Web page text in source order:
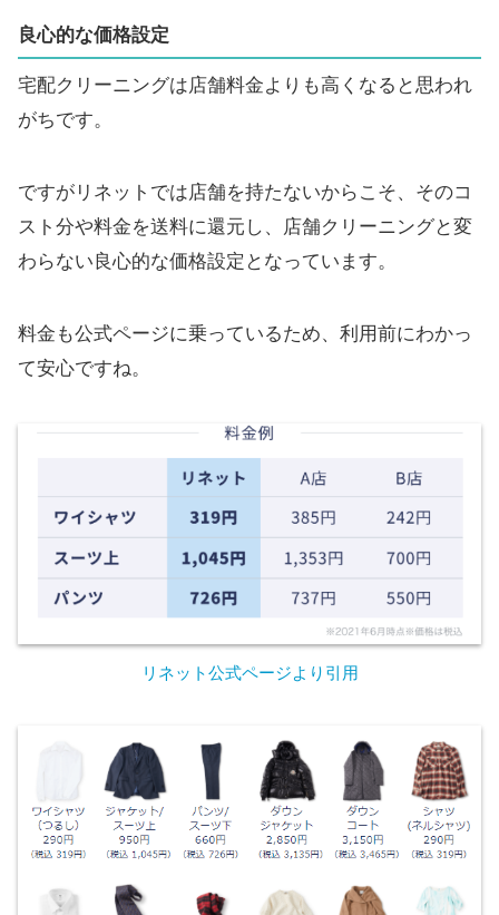
良心的な価格設定
宅配クリーニングは店舗料金よりも高くなると思われ
がちです。
ですがリネットでは店舗を持たないからこそ、そのコ
スト分や料金を送料に還元し、店舗クリーニングと変
わらない良心的な価格設定となっています。
料金も公式ページに乗っているため、利用前にわかっ
て安心ですね。
リネット公式ページより引用